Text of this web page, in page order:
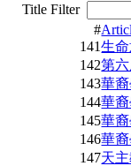
Title Filter
#
141生
142第
143華
144華裔
145華
146華
147天